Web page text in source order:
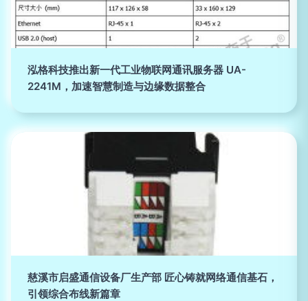
泓格科技推出新一代工业物联网通讯服务器 UA-
2241M，加速智慧制造与边缘数据整合
慈溪市启盛通信设备厂生产部 匠心铸就网络通信基石，
引领综合布线新篇章